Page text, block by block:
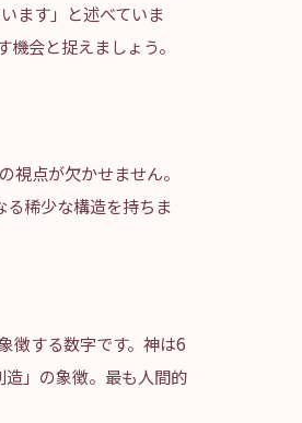
ます」と述べていま
会と捉えましょう。
視点が欠かせません。
稀少な構造を持ちま
徴する数字です。神は6
」の象徴。最も人間的